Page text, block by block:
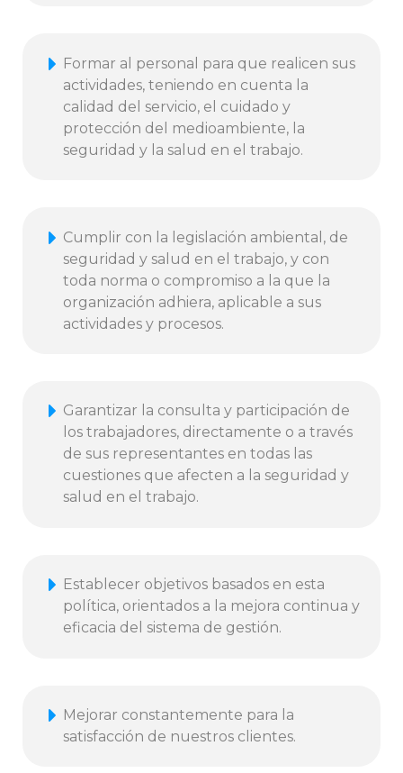
Formar al personal para que realicen sus
actividades, teniendo en cuenta la
calidad del servicio, el cuidado y
protección del medioambiente, la
seguridad y la salud en el trabajo.
Cumplir con la legislación ambiental, de
seguridad y salud en el trabajo, y con
toda norma o compromiso a la que la
organización adhiera, aplicable a sus
actividades y procesos.
Garantizar la consulta y participación de
los trabajadores, directamente o a través
de sus representantes en todas las
cuestiones que afecten a la seguridad y
salud en el trabajo.
Establecer objetivos basados en esta
política, orientados a la mejora continua y
eficacia del sistema de gestión.
Mejorar constantemente para la
satisfacción de nuestros clientes.